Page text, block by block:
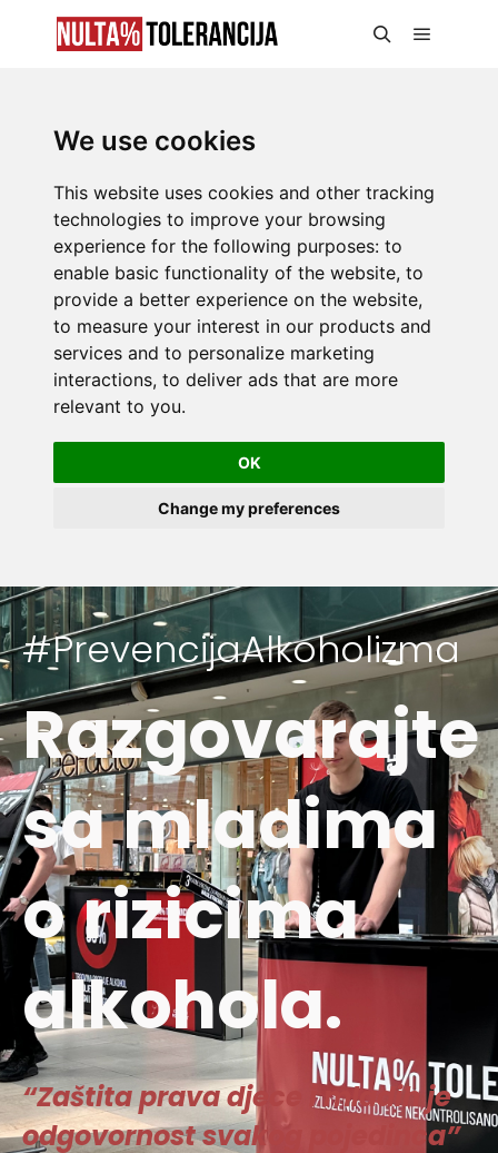
We use cookies
This website uses cookies and other tracking
technologies to improve your browsing
experience for the following purposes: to
enable basic functionality of the website, to
provide a better experience on the website,
to measure your interest in our products and
services and to personalize marketing
interactions, to deliver ads that are more
relevant to you.
OK
Change my preferences
#PrevencijaAlkoholizma
Razgovarajte
sa mladima
o rizicima
alkohola.
“Zaštita prava djece i mladih je
odgovornost svakog pojedinca”